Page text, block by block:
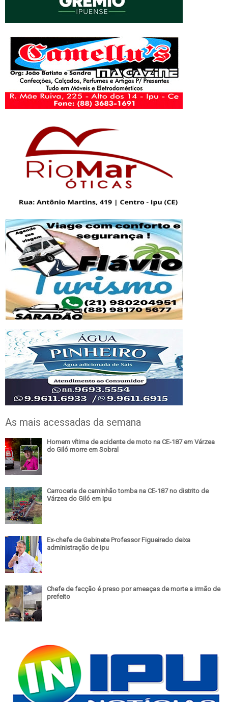
As mais acessadas da semana
Homem vítima de acidente de moto na CE-187 em Várzea
do Giló morre em Sobral
Carroceria de caminhão tomba na CE-187 no distrito de
Várzea do Giló em Ipu
Ex-chefe de Gabinete Professor Figueiredo deixa
administração de Ipu
Chefe de facção é preso por ameaças de morte a irmão de
prefeito